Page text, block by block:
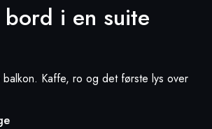
i en suite
Kaffe, ro og det første lys over